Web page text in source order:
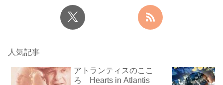
人気記事
アトランティスのここ
ろ Hearts in Atlantis